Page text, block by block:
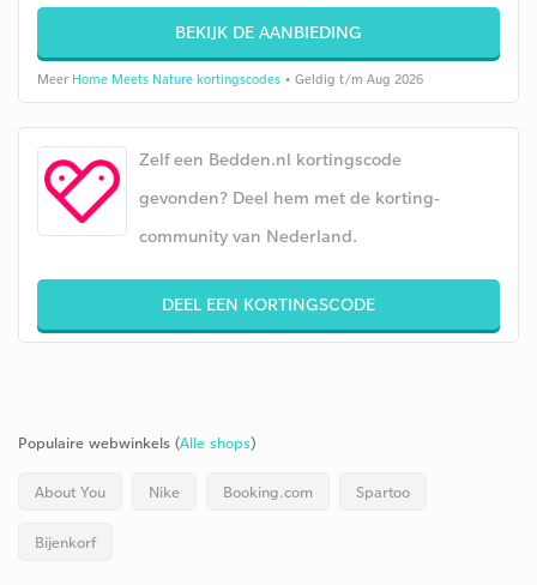
BEKIJK DE AANBIEDING
Meer Home Meets Nature kortingscodes • Geldig t/m Aug 2026
Zelf een Bedden.nl kortingscode
gevonden? Deel hem met de korting-
community van Nederland.
DEEL EEN KORTINGSCODE
Populaire webwinkels (Alle shops)
About You Nike Booking.com Spartoo
Bijenkorf